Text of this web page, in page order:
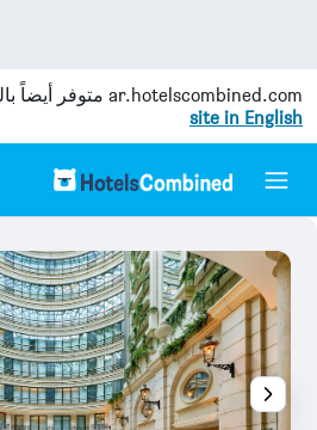
ar.hotelscombined.com متوفر أيضاً
site in English